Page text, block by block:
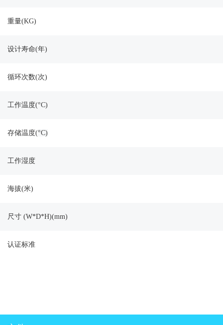
重量(KG)
设计寿命(年)
循环次数(次)
工作温度(°C)
存储温度(°C)
工作湿度
海拔(米)
尺寸 (W*D*H)(mm)
认证标准